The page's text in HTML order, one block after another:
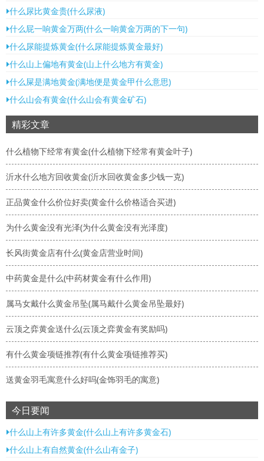
什么尿比黄金贵(什么尿液)
什么屁一响黄金万两(什么一响黄金万两的下一句)
什么尿能提炼黄金(什么尿能提炼黄金最好)
什么山上偏地有黄金(山上什么地方有黄金)
什么屎是满地黄金(满地便是黄金甲什么意思)
什么山会有黄金(什么山会有黄金矿石)
精彩文章
什么植物下经常有黄金(什么植物下经常有黄金叶子)
沂水什么地方回收黄金(沂水回收黄金多少钱一克)
正品黄金什么价位好卖(黄金什么价格适合买进)
为什么黄金没有光泽(为什么黄金没有光泽度)
长风街黄金店有什么(黄金店营业时间)
中药黄金是什么(中药材黄金有什么作用)
属马女戴什么黄金吊坠(属马戴什么黄金吊坠最好)
云顶之弈黄金送什么(云顶之弈黄金有奖励吗)
有什么黄金项链推荐(有什么黄金项链推荐买)
送黄金羽毛寓意什么好吗(金饰羽毛的寓意)
今日要闻
什么山上有许多黄金(什么山上有许多黄金石)
什么山上有自然黄金(什么山有金子)